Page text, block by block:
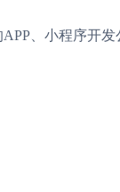
APP、小程序开